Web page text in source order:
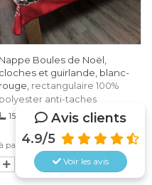
Nappe Boules de Noël,
cloches et guirlande, blanc-
rouge, rectangulaire 100%
polyester anti-taches
150x240, 150x300, 150x350 cm
à partir de 13,00 €
Avis clients
4.9/5
Voir les avis